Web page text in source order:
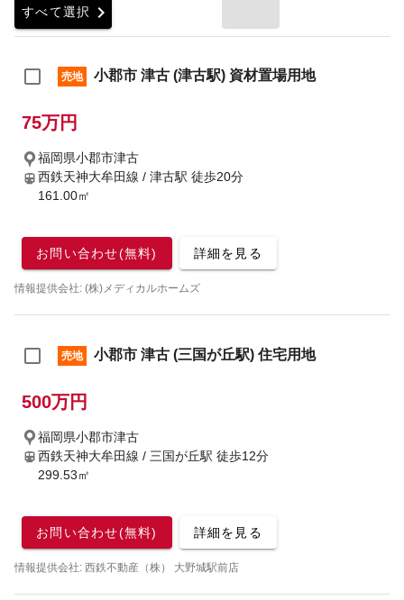
すべて選択 chevron_right
売地 小郡市 津古 (津古駅) 資材置場用地
75万円
福岡県小郡市津古
西鉄天神大牟田線 / 津古駅 徒歩20分
161.00㎡
お問い合わせ(無料) 詳細を見る
情報提供会社: (株)メディカルホームズ
売地 小郡市 津古 (三国が丘駅) 住宅用地
500万円
福岡県小郡市津古
西鉄天神大牟田線 / 三国が丘駅 徒歩12分
299.53㎡
お問い合わせ(無料) 詳細を見る
情報提供会社: 西鉄不動産（株） 大野城駅前店